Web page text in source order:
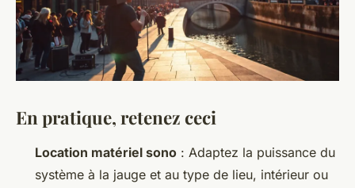
En pratique, retenez ceci
Location matériel sono : Adaptez la puissance du
système à la jauge et au type de lieu, intérieur ou